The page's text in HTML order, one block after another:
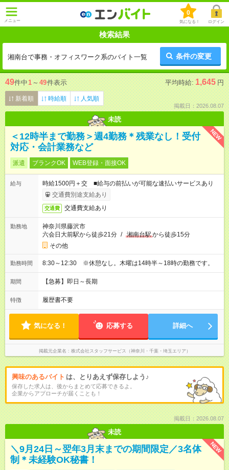
メニュー
0
気になる！ ログイン
検索結果
湘南台で事務・オフィスワーク系のバイト一覧 条件の変更
49件中1 ～ 49件表示 平均時給: 1,645 円
新着順 時給順 人気順
掲載日：2026.08.07
未読
NEW
＜12時半まで勤務＞週4勤務＊残業なし！受付
対応・会計業務など
派遣 ブランクOK WEB登録・面接OK
給与
時給1500円＋交 ■給与の前払いが可能な速払いサービスあり
交通費別途支給あり
交通費 交通費支給あり
勤務地
神奈川県藤沢市
六会日大前駅から徒歩21分 / 湘南台駅から徒歩15分
その他
勤務時間 8:30～12:30 ※休憩なし。木曜は14時半～18時の勤務です。
期間 【急募】即日～長期
特徴 履歴書不要
気になる！ 応募する 詳細へ
掲載元企業名 株式会社スタッフサービス（神奈川・千葉・埼玉エリア）
興味のあるバイト は、とりあえず保存しよう♪
保存した求人は、後からまとめて応募できるよ。
企業からアプローチが届くことも！
掲載日：2026.08.07
未読
NEW
＼9月24日～翌年3月末までの期間限定／3名体
制＊未経験OK秘書！